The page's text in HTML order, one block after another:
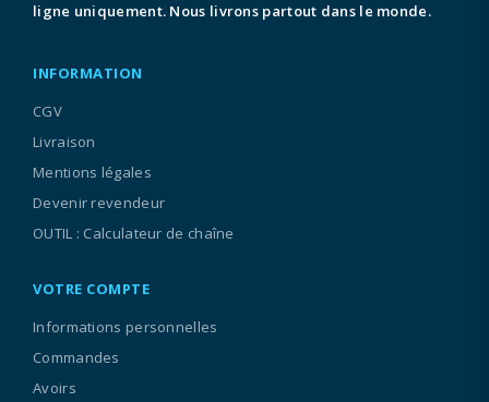
ligne uniquement. Nous livrons partout dans le monde.
INFORMATION
CGV
Livraison
Mentions légales
Devenir revendeur
OUTIL : Calculateur de chaîne
VOTRE COMPTE
Informations personnelles
Commandes
Avoirs